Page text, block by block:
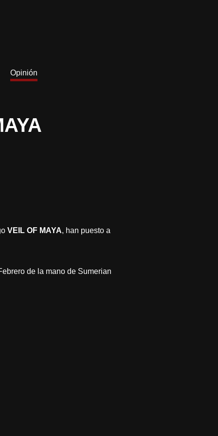
Opinión
VEIL OF MAYA, han puesto a
de la mano de Sumerian